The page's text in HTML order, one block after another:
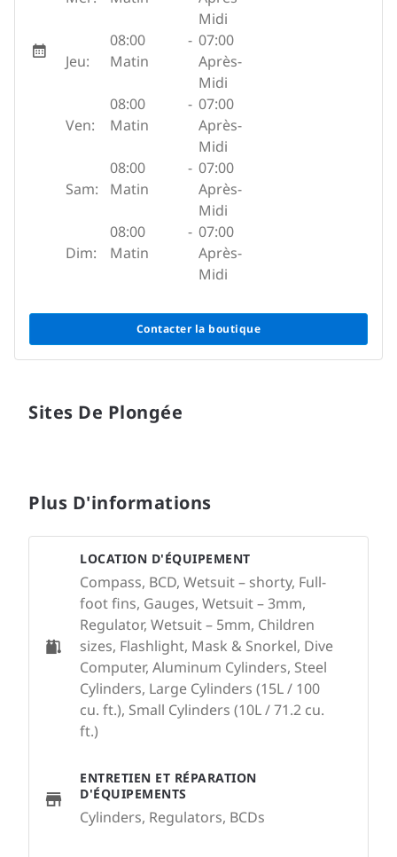
Midi
Jeu:
08:00
Matin
- 07:00
Après-
Midi
Ven:
08:00
Matin
- 07:00
Après-
Midi
Sam:
08:00
Matin
- 07:00
Après-
Midi
Dim:
08:00
Matin
- 07:00
Après-
Midi
Contacter la boutique
Sites De Plongée
Plus D'informations
LOCATION D'ÉQUIPEMENT
Compass, BCD, Wetsuit – shorty, Full-
foot fins, Gauges, Wetsuit – 3mm,
Regulator, Wetsuit – 5mm, Children
sizes, Flashlight, Mask & Snorkel, Dive
Computer, Aluminum Cylinders, Steel
Cylinders, Large Cylinders (15L / 100
cu. ft.), Small Cylinders (10L / 71.2 cu.
ft.)
ENTRETIEN ET RÉPARATION
D'ÉQUIPEMENTS
Cylinders, Regulators, BCDs